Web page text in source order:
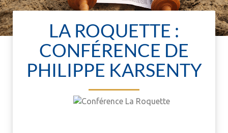
LA ROQUETTE :
CONFÉRENCE DE
PHILIPPE KARSENTY